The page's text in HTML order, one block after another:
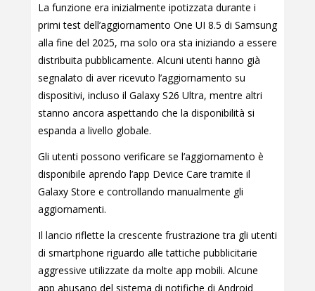
La funzione era inizialmente ipotizzata durante i
primi test dell’aggiornamento One UI 8.5 di Samsung
alla fine del 2025, ma solo ora sta iniziando a essere
distribuita pubblicamente. Alcuni utenti hanno già
segnalato di aver ricevuto l’aggiornamento su
dispositivi, incluso il Galaxy S26 Ultra, mentre altri
stanno ancora aspettando che la disponibilità si
espanda a livello globale.
Gli utenti possono verificare se l’aggiornamento è
disponibile aprendo l’app Device Care tramite il
Galaxy Store e controllando manualmente gli
aggiornamenti.
Il lancio riflette la crescente frustrazione tra gli utenti
di smartphone riguardo alle tattiche pubblicitarie
aggressive utilizzate da molte app mobili. Alcune
app abusano del sistema di notifiche di Android